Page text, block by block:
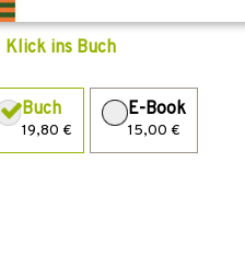
Klick ins Buch
Buch
19,80 €
E-Book
15,00 €